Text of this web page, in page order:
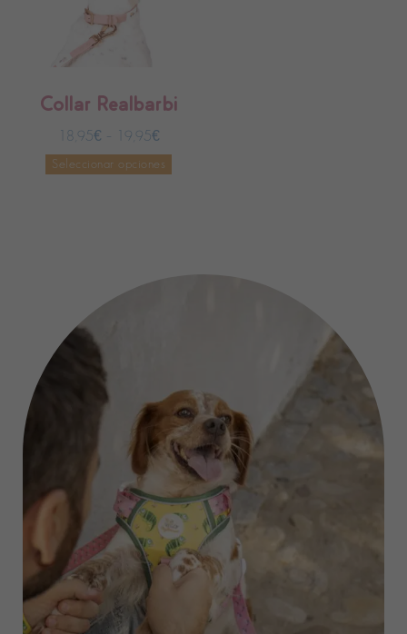
Collar Realbarbi
18,95€ – 19,95€
Seleccionar opciones